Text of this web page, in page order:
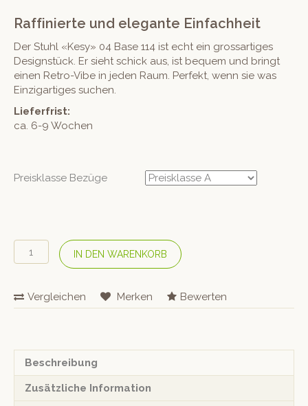
Raffinierte und elegante Einfachheit
Der Stuhl «Kesy» 04 Base 114 ist echt ein grossartiges
Designstück. Er sieht schick aus, ist bequem und bringt
einen Retro-Vibe in jeden Raum. Perfekt, wenn sie was
Einzigartiges suchen.
Lieferfrist:
ca. 6-9 Wochen
Preisklasse Bezüge
TORRE
1961
«Kesy»
04
Menge
IN DEN WARENKORB
Vergleichen Merken Bewerten
Beschreibung
Zusätzliche Information